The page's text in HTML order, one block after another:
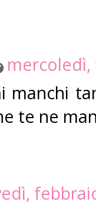
mercoledì,
manchi
te ne